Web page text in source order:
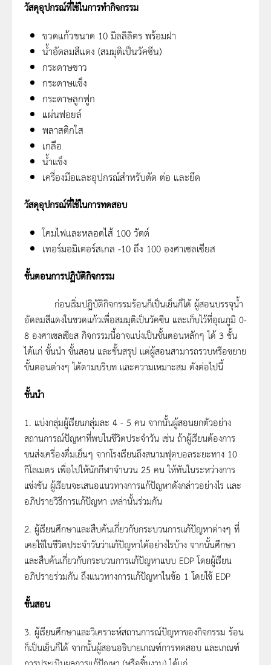
วัสดุอุปกรณ์ที่ใช้ในการทำกิจกรรม
ขวดแก้วขนาด 10 มิลลิลิตร พร้อมฝา
น้ำอัดลมสีแดง (สมมุติเป็นวัคซีน)
กระดาษขาว
กระดาษแข็ง
กระดาษลูกฟูก
แผ่นฟอยล์
พลาสติกใส
เกลือ
น้ำแข็ง
เครื่องมือและอุปกรณ์สำหรับตัด ต่อ และยึด
วัสดุอุปกรณ์ที่ใช้ในการทดสอบ
โคมไฟและหลอดไส้ 100 วัตต์
เทอร์มอมิเตอร์สเกล -10 ถึง 100 องศาเซลเซียส
ขั้นตอนการปฏิบัติกิจกรรม
ก่อนเริ่มปฏิบัติกิจกรรมร้อนก็เป็นเย็นก็ได้ ผู้สอนบรรจุน้ำ
อัดลมสีแดงในขวดแก้วเพื่อสมมุติเป็นวัคซีน และเก็บไว้ที่อุณภูมิ 0-
8 องศาเซลเซียส กิจกรรมนี้อาจแบ่งเป็นขั้นตอนหลักๆ ได้ 3 ขั้น
ได้แก่ ขั้นนำ ขั้นสอน และขั้นสรุป แต่ผู้สอนสามารถรวบหรือขยาย
ขั้นตอนต่างๆ ได้ตามบริบท และความเหมาะสม ดังต่อไปนี้
ขั้นนำ
1. แบ่งกลุ่มผู้เรียนกลุ่มละ 4 - 5 คน จากนั้นผู้สอนยกตัวอย่าง
สถานการณ์ปัญหาที่พบในชีวิตประจำวัน เช่น ถ้าผู้เรียนต้องการ
ขนส่งเครื่องดื่มเย็นๆ จากโรงเรียนถึงสนามฟุตบอลระยะทาง 10
กิโลเมตร เพื่อไปให้นักกีฬาจำนวน 25 คน ให้ทันในระหว่างการ
แข่งขัน ผู้เรียนจะเสนอแนวทางการแก้ปัญหาดังกล่าวอย่างไร และ
อภิปรายวิธีการแก้ปัญหา เหล่านั้นร่วมกัน
2. ผู้เรียนศึกษาและสืบค้นเกี่ยวกับกระบวนการแก้ปัญหาต่างๆ ที่
เคยใช้ในชีวิตประจำวันว่าแก้ปัญหาได้อย่างไรบ้าง จากนั้นศึกษา
และสืบค้นเกี่ยวกับกระบวนการแก้ปัญหาแบบ EDP โดยผู้เรียน
อภิปรายร่วมกัน ถึงแนวทางการแก้ปัญหาในข้อ 1 โดยใช้ EDP
ขั้นสอน
3. ผู้เรียนศึกษาและวิเคราะห์สถานการณ์ปัญหาของกิจกรรม ร้อน
ก็เป็นเย็นก็ได้ จากนั้นผู้สอนอธิบายเกณฑ์การทดสอบ และเกณฑ์